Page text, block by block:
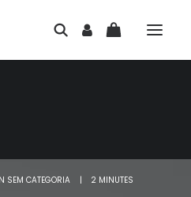
SEM CATEGORIA | 2 MINUTES